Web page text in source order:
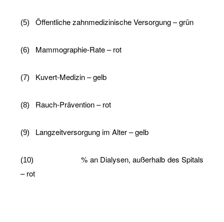
(5) Öf­fent­li­che zahn­me­di­zi­ni­sche Ver­sor­gung – grün
(6) Mam­mo­gra­phie-Ra­te – rot
(7) Ku­vert-Me­di­zin – gelb
(8) Rauch-Prä­ven­ti­on – rot
(9) Lang­zeit­ver­sor­gung im Alter – gelb
(10)
% an Dia­ly­sen, au­ßer­halb des Spi­tals
– rot